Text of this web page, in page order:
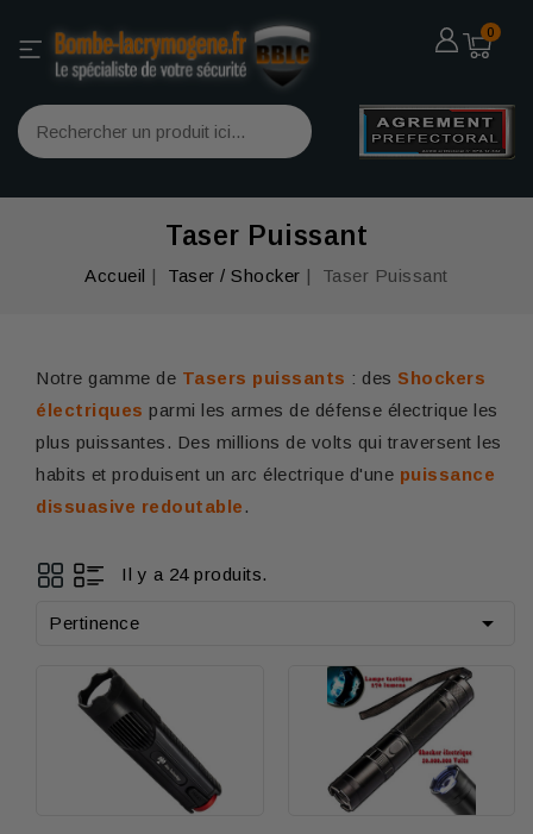
0
Taser Puissant
Accueil Taser / Shocker Taser Puissant
Notre gamme de Tasers puissants : des Shockers
électriques parmi les armes de défense électrique les
plus puissantes. Des millions de volts qui traversent les
habits et produisent un arc électrique d'une puissance
dissuasive redoutable .
Il y a 24 produits.
Pertinence 